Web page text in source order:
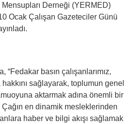
Derneği (YERMED)
Ocak Çalışan Gazeteciler Günü
“Fedakar basın çalışanlarımız,
hakkını sağlayarak, toplumun genel
aktarmak adına önemli bir
en dinamik mesleklerinden
haber ve bilgi akışı sağlamak